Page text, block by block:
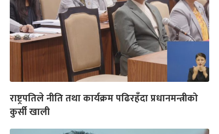
राष्ट्रपतिले नीति तथा कार्यक्रम पढिरहँदा प्रधानमन्त्रीको
कुर्सी खाली